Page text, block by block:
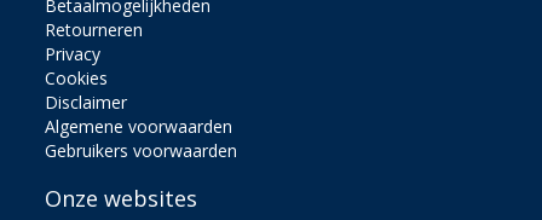
Betaalmogelijkheden
Retourneren
Privacy
Cookies
Disclaimer
Algemene voorwaarden
Gebruikers voorwaarden
Onze websites